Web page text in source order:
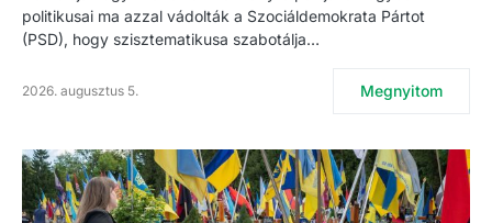
politikusai ma azzal vádolták a Szociáldemokrata Pártot
(PSD), hogy szisztematikusa szabotálja…
2026. augusztus 5. Megnyitom